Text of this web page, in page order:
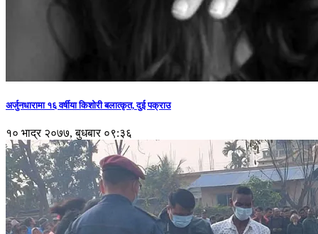
अर्जुनधारामा १६ वर्षीया किशोरी बलात्कृत, दुई पक्राउ
१० भाद्र २०७७, बुधबार ०९:३६